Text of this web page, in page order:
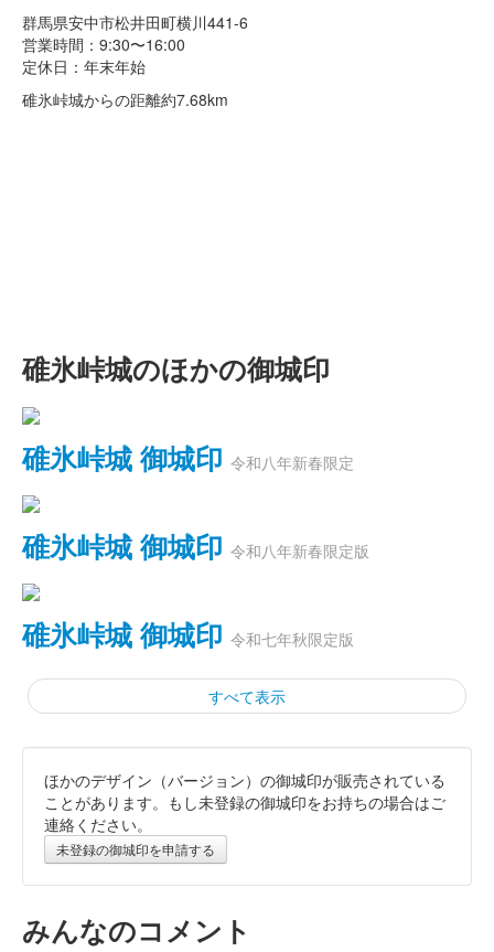
群馬県安中市松井田町横川441-6
営業時間：9:30〜16:00
定休日：年末年始
碓氷峠城からの距離約7.68km
碓氷峠城のほかの御城印
碓氷峠城 御城印 令和八年新春限定
碓氷峠城 御城印 令和八年新春限定版
碓氷峠城 御城印 令和七年秋限定版
すべて表示
碓氷峠城 御城印 前田利家版
碓氷峠城 御城印 令和七年夏限定
ほかのデザイン（バージョン）の御城印が販売されている
ことがあります。もし未登録の御城印をお持ちの場合はご
連絡ください。
未登録の御城印を申請する
みんなのコメント